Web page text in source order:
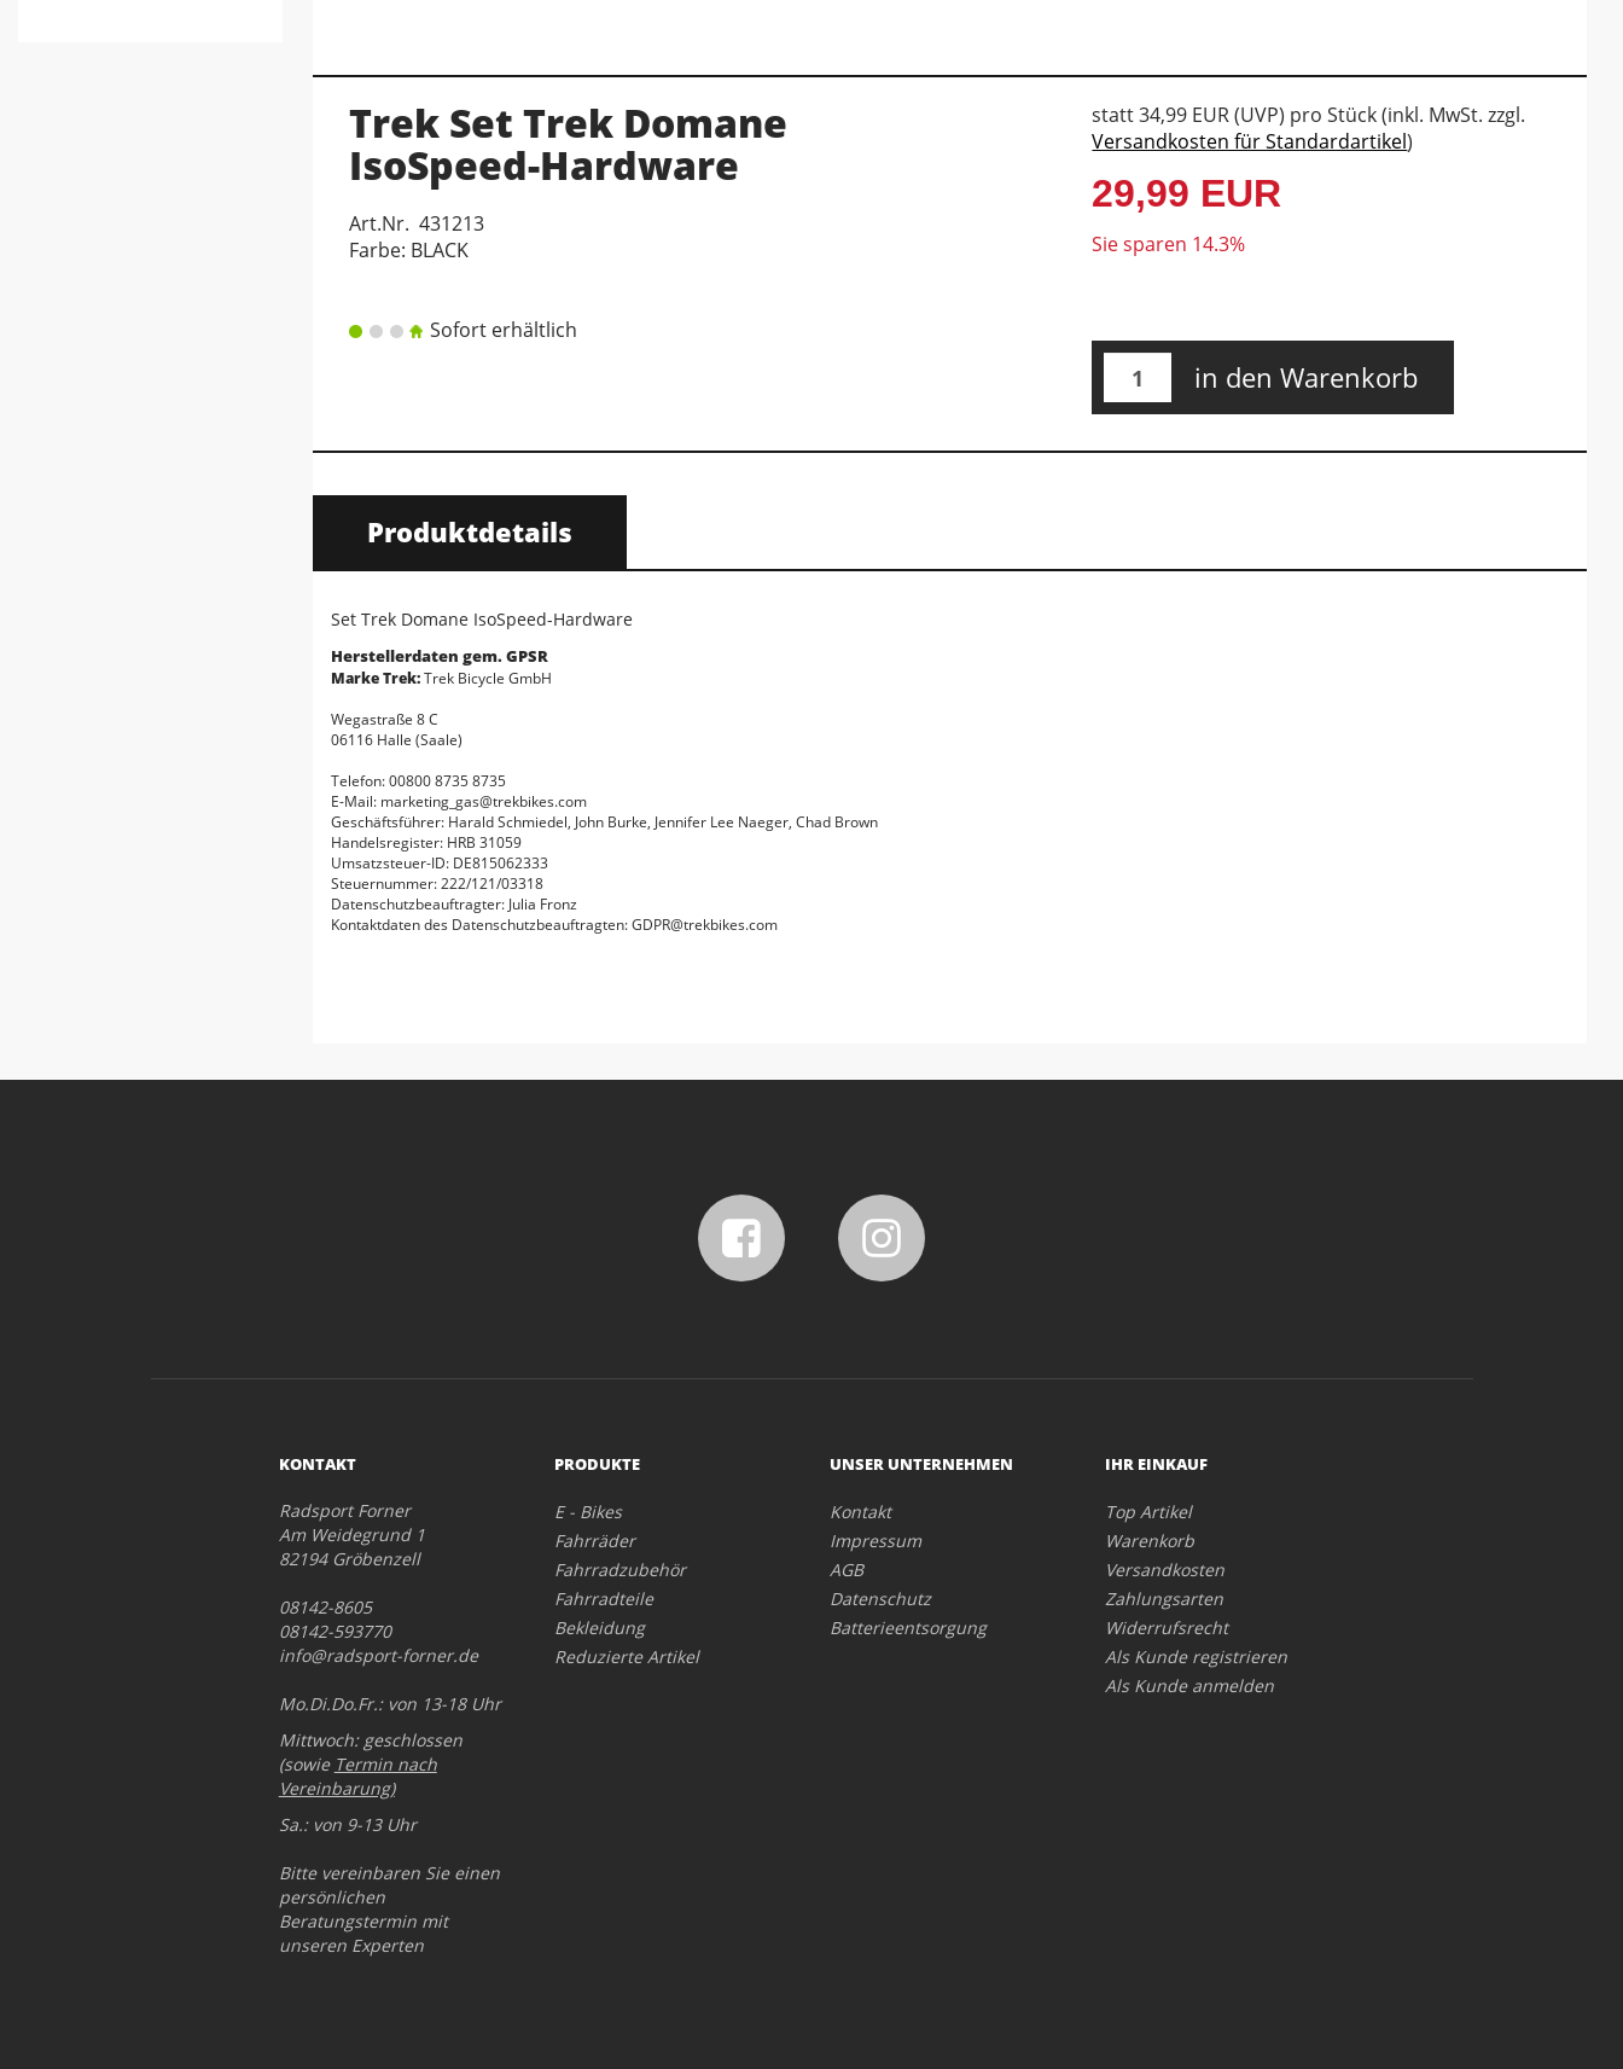
Trek Set Trek Domane
IsoSpeed-Hardware
Art.Nr. 431213
Farbe: BLACK
Sofort erhältlich
statt34,99 EUR(UVP) pro Stück (inkl. MwSt. zzgl.
Versandkosten für Standardartikel)
29,99 EUR
Sie sparen 14.3%
in den Warenkorb
Produktdetails
Set Trek Domane IsoSpeed-Hardware
Herstellerdaten gem. GPSR
Marke Trek:Trek Bicycle GmbH
Wegastraße 8 C
06116 Halle (Saale)
Telefon: 00800 8735 8735
E-Mail: marketing_gas@trekbikes.com
Geschäftsführer: Harald Schmiedel, John Burke, Jennifer Lee Naeger, Chad Brown
Handelsregister: HRB 31059
Umsatzsteuer-ID: DE815062333
Steuernummer: 222/121/03318
Datenschutzbeauftragter: Julia Fronz
Kontaktdaten des Datenschutzbeauftragten: GDPR@trekbikes.com
KONTAKT
Radsport Forner
Am Weidegrund 1
82194 Gröbenzell
08142-8605
08142-593770
info@radsport-forner.de
Mo.Di.Do.Fr.: von 13-18 Uhr
Mittwoch: geschlossen
(sowie Termin nach
Vereinbarung)
Sa.: von 9-13 Uhr
Bitte vereinbaren Sie einen
persönlichen
Beratungstermin mit
unseren Experten
PRODUKTE
E - Bikes
Fahrräder
Fahrradzubehör
Fahrradteile
Bekleidung
Reduzierte Artikel
UNSER UNTERNEHMEN
Kontakt
Impressum
AGB
Datenschutz
Batterieentsorgung
IHR EINKAUF
Top Artikel
Warenkorb
Versandkosten
Zahlungsarten
Widerrufsrecht
Als Kunde registrieren
Als Kunde anmelden